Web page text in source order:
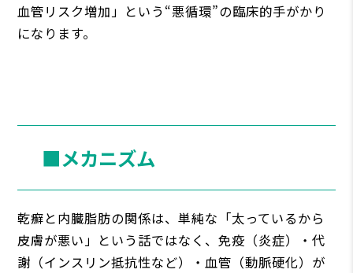
血管リスク増加」という“悪循環”の臨床的手がかり
になります。
■メカニズム
乾癬と内臓脂肪の関係は、単純な「太っているから
皮膚が悪い」という話ではなく、免疫（炎症）・代
謝（インスリン抵抗性など）・血管（動脈硬化）が